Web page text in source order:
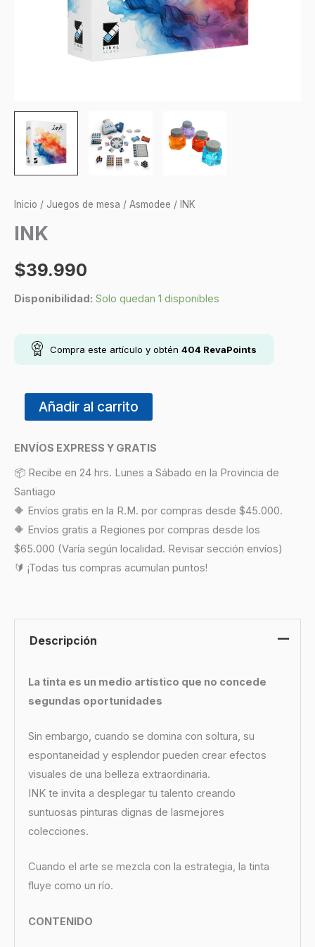
Inicio / Juegos de mesa / Asmodee / INK
INK
$39.990
Disponibilidad: Solo quedan 1 disponibles
Compra este artículo y obtén 404 RevaPoints
Añadir al carrito
ENVÍOS EXPRESS Y GRATIS
📦 Recibe en 24 hrs. Lunes a Sábado en la Provincia de
Santiago
🔶 Envíos gratis en la R.M. por compras desde $45.000.
🔶 Envíos gratis a Regiones por compras desde los
$65.000 (Varía según localidad. Revisar sección envíos)
🔰 ¡Todas tus compras acumulan puntos!
Descripción
La tinta es un medio artístico que no concede
segundas oportunidades
Sin embargo, cuando se domina con soltura, su
espontaneidad y esplendor pueden crear efectos
visuales de una belleza extraordinaria.
INK te invita a desplegar tu talento creando
suntuosas pinturas dignas de lasmejores
colecciones.
Cuando el arte se mezcla con la estrategia, la tinta
fluye como un río.
CONTENIDO